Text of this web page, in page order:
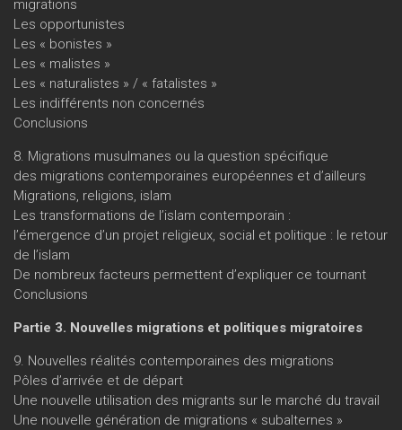
migrations
Les opportunistes
Les « bonistes »
Les « malistes »
Les « naturalistes » / « fatalistes »
Les indifférents non concernés
Conclusions
8. Migrations musulmanes ou la question spécifique
des migrations contemporaines européennes et d’ailleurs
Migrations, religions, islam
Les transformations de l’islam contemporain :
l’émergence d’un projet religieux, social et politique : le retour
de l’islam
De nombreux facteurs permettent d’expliquer ce tournant
Conclusions
Partie 3. Nouvelles migrations et politiques migratoires
9. Nouvelles réalités contemporaines des migrations
Pôles d’arrivée et de départ
Une nouvelle utilisation des migrants sur le marché du travail
Une nouvelle génération de migrations « subalternes »